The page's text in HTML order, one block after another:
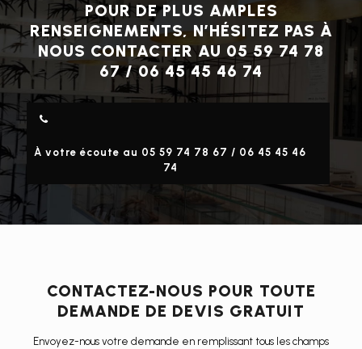
POUR DE PLUS AMPLES
RENSEIGNEMENTS, N’HÉSITEZ PAS À
NOUS CONTACTER AU 05 59 74 78
67 / 06 45 45 46 74
À votre écoute au 05 59 74 78 67 / 06 45 45 46
74
CONTACTEZ-NOUS POUR TOUTE
DEMANDE DE DEVIS GRATUIT
Envoyez-nous votre demande en remplissant tous les champs